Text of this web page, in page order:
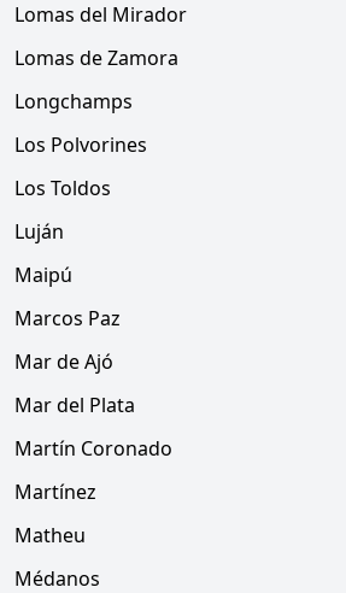
Lomas del Mirador
Lomas de Zamora
Longchamps
Los Polvorines
Los Toldos
Luján
Maipú
Marcos Paz
Mar de Ajó
Mar del Plata
Martín Coronado
Martínez
Matheu
Médanos